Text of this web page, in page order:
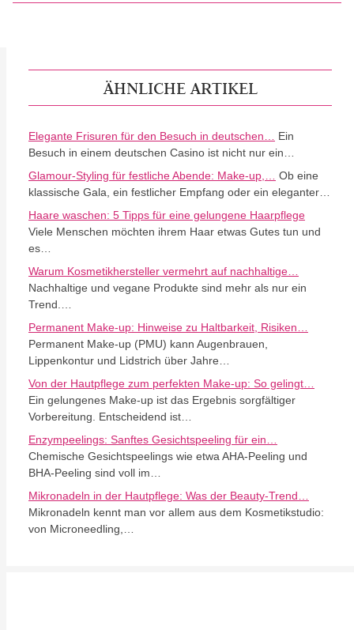
ÄHNLICHE ARTIKEL
Elegante Frisuren für den Besuch in deutschen…
Ein
Besuch in einem deutschen Casino ist nicht nur ein…
Glamour-Styling für festliche Abende: Make-up,…
Ob eine
klassische Gala, ein festlicher Empfang oder ein eleganter…
Haare waschen: 5 Tipps für eine gelungene Haarpflege
Viele Menschen möchten ihrem Haar etwas Gutes tun und
es…
Warum Kosmetikhersteller vermehrt auf nachhaltige…
Nachhaltige und vegane Produkte sind mehr als nur ein
Trend.…
Permanent Make-up: Hinweise zu Haltbarkeit, Risiken…
Permanent Make-up (PMU) kann Augenbrauen,
Lippenkontur und Lidstrich über Jahre…
Von der Hautpflege zum perfekten Make-up: So gelingt…
Ein gelungenes Make-up ist das Ergebnis sorgfältiger
Vorbereitung. Entscheidend ist…
Enzympeelings: Sanftes Gesichtspeeling für ein…
Chemische Gesichtspeelings wie etwa AHA-Peeling und
BHA-Peeling sind voll im…
Mikronadeln in der Hautpflege: Was der Beauty-Trend…
Mikronadeln kennt man vor allem aus dem Kosmetikstudio:
von Microneedling,…